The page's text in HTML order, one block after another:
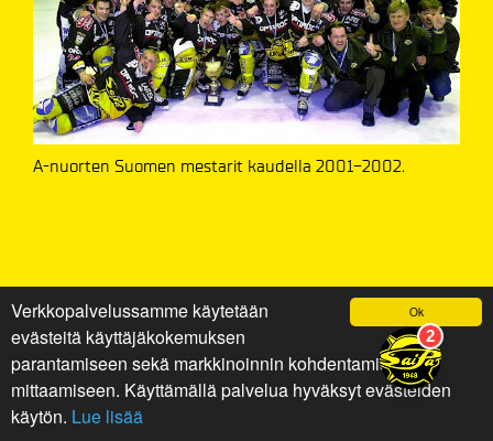
Ok
Verkkopalvelussamme käytetään
evästeitä käyttäjäkokemuksen
parantamiseen sekä markkinoinnin kohdentamiseen ja
mittaamiseen. Käyttämällä palvelua hyväksyt evästeiden
käytön. Lue lisää
A-nuorten Suomen mestarit kaudella 2001-2002.